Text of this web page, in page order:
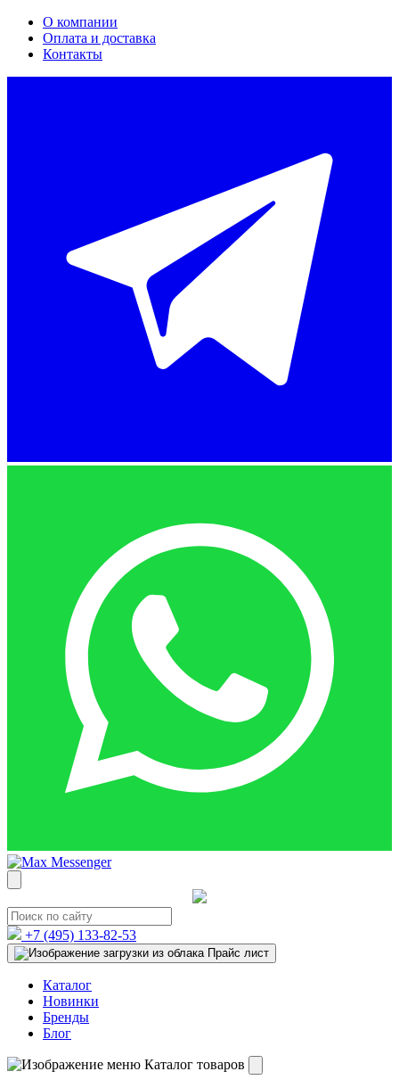
О компании
Оплата и доставка
Контакты
+7 (495) 133-82-53
Прайс лист
Каталог
Новинки
Бренды
Блог
Каталог товаров